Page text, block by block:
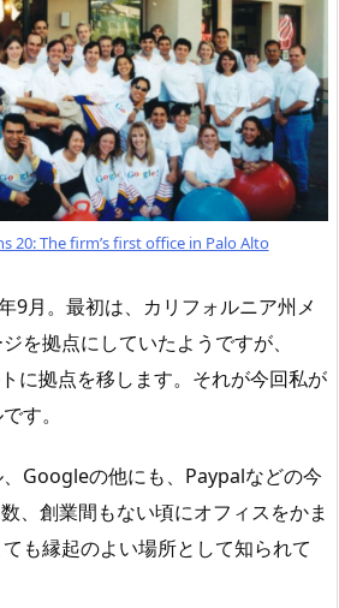
20: The firm’s first office in Palo Alto
9月。最初は、カリフォルニア州メ
を拠点にしていたようですが、
に拠点を移します。それが今回私が
す。
Googleの他にも、Paypalなどの今
、創業間もない頃にオフィスをかま
も縁起のよい場所として知られて